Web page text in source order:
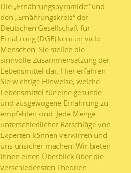
Die „Ernährungspyramide“ und
den „Ernährungskreis“ der
Deutschen Gesellschaft für
Ernährung (DGE) kennen viele
Menschen. Sie stellen die
sinnvolle Zusammensetzung der
Lebensmittel dar. Hier erfahren
Sie wichtige Hinweise, welche
Lebensmittel für eine gesunde
und ausgewogene Ernährung zu
empfehlen sind. Jede Menge
unterschiedlicher Ratschläge von
Experten können verwirren und
uns unsicher machen. Wir bieten
Ihnen einen Überblick über die
verschiedensten Theorien.